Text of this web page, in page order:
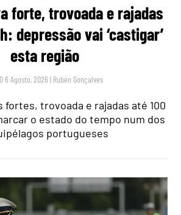
forte, trovoada e rajadas
depressão vai ‘castigar’
esta região
6 Agosto, 2026 | Rubén Gonçalves
fortes, trovoada e rajadas até 100
o estado do tempo num dos
portugueses